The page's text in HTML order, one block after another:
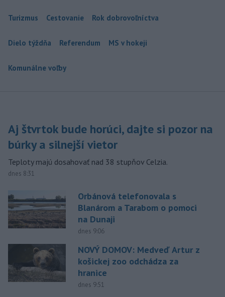
Turizmus Cestovanie Rok dobrovoľníctva
Dielo týždňa Referendum MS v hokeji
Komunálne voľby
Aj štvrtok bude horúci, dajte si pozor na
búrky a silnejší vietor
Teploty majú dosahovať nad 38 stupňov Celzia.
dnes 8:31
Orbánová telefonovala s
Blanárom a Tarabom o pomoci
na Dunaji
dnes 9:06
NOVÝ DOMOV: Medveď Artur z
košickej zoo odchádza za
hranice
dnes 9:51